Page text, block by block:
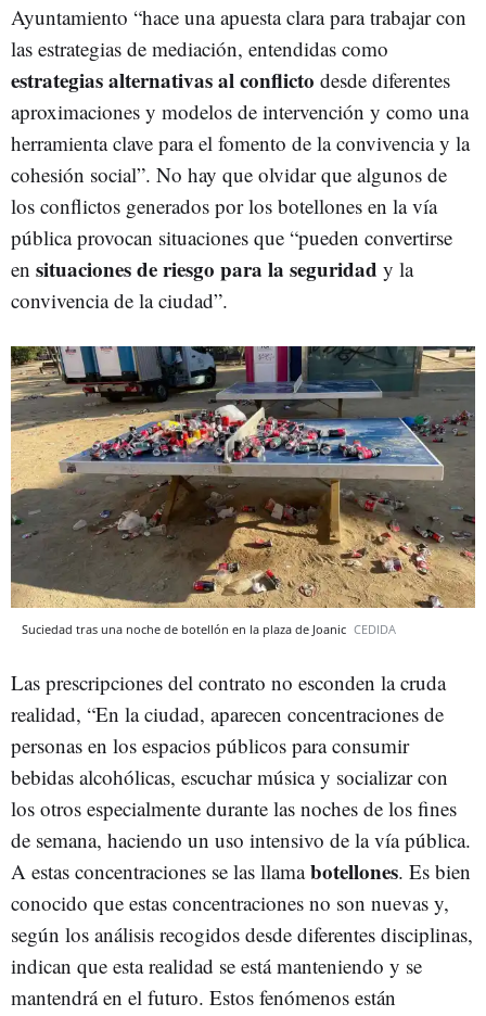
Ayuntamiento “hace una apuesta clara para trabajar con
las estrategias de mediación, entendidas como
estrategias alternativas al conflicto desde diferentes
aproximaciones y modelos de intervención y como una
herramienta clave para el fomento de la convivencia y la
cohesión social”. No hay que olvidar que algunos de
los conflictos generados por los botellones en la vía
pública provocan situaciones que “pueden convertirse
en situaciones de riesgo para la seguridad y la
convivencia de la ciudad”.
Suciedad tras una noche de botellón en la plaza de Joanic CEDIDA
Las prescripciones del contrato no esconden la cruda
realidad, “En la ciudad, aparecen concentraciones de
personas en los espacios públicos para consumir
bebidas alcohólicas, escuchar música y socializar con
los otros especialmente durante las noches de los fines
de semana, haciendo un uso intensivo de la vía pública.
A estas concentraciones se las llamabotellones. Es bien
conocido que estas concentraciones no son nuevas y,
según los análisis recogidos desde diferentes disciplinas,
indican que esta realidad se está manteniendo y se
mantendrá en el futuro. Estos fenómenos están